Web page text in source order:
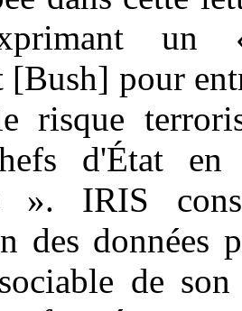
[Bush] pour
risque
d'État
». IRIS
des données
de